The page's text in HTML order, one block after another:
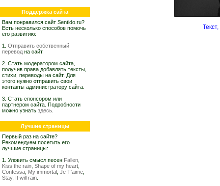
Поддержка сайта
Вам понравился сайт Sentido.ru?
Есть несколько способов помочь
его развитию:
1. Отправить собственный
перевод на сайт.
2. Стать модератором сайта,
получив права добавлять тексты,
стихи, переводы на сайт. Для
этого нужно отправить свои
контакты администратору сайта.
3. Стать спонсором или
партнером сайта. Подробности
можно узнать здесь
Лучшие страницы
Первый раз на сайте?
Рекомендуем посетить его
лучшие страницы:
1. Уловить смысл песен Fallen
Kiss the rain Shape of my heart
Confessa My immortal Je T'aime
Stay, It will rain